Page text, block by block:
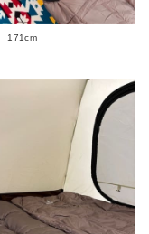
171cm